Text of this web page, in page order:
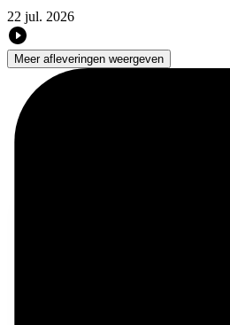
22 jul. 2026
Meer afleveringen weergeven